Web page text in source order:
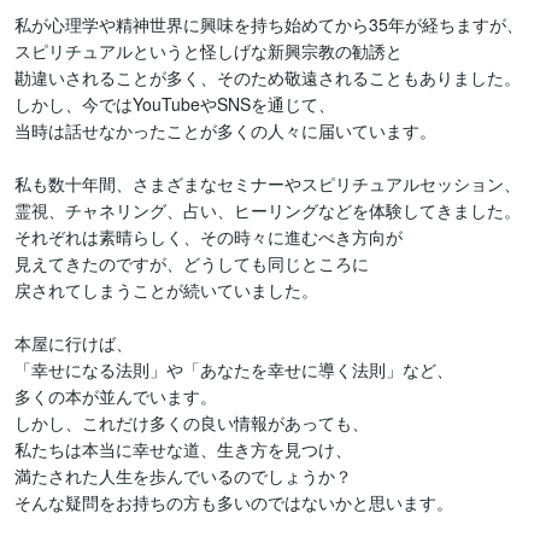
私が心理学や精神世界に興味を持ち始めてから35年が経ちますが、
スピリチュアルというと怪しげな新興宗教の勧誘と
勘違いされることが多く、そのため敬遠されることもありました。
しかし、今ではYouTubeやSNSを通じて、
当時は話せなかったことが多くの人々に届いています。
私も数十年間、さまざまなセミナーやスピリチュアルセッション、
霊視、チャネリング、占い、ヒーリングなどを体験してきました。
それぞれは素晴らしく、その時々に進むべき方向が
見えてきたのですが、どうしても同じところに
戻されてしまうことが続いていました。
本屋に行けば、
「幸せになる法則」や「あなたを幸せに導く法則」など、
多くの本が並んでいます。
しかし、これだけ多くの良い情報があっても、
私たちは本当に幸せな道、生き方を見つけ、
満たされた人生を歩んでいるのでしょうか？
そんな疑問をお持ちの方も多いのではないかと思います。